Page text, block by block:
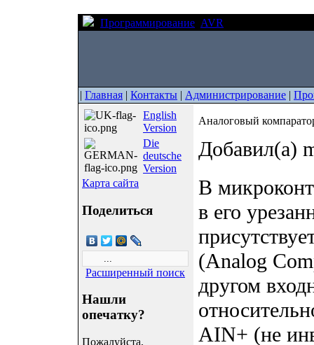
Программирование AVR
| Главная | Контакты | Администрирование |
English
Version
Die
deutsche
Version
Карта сайта
Поделиться
Расширенный поиск
Нашли
опечатку?
Пожалуйста,
Аналоговый
Добавил(а)
В
в его
(Analog
другом
AIN+ (не